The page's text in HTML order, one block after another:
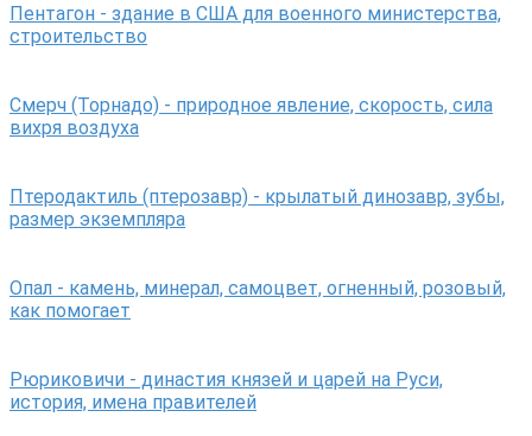
Пентагон - здание в США для военного министерства,
строительство
Смерч (Торнадо) - природное явление, скорость, сила
вихря воздуха
Птеродактиль (птерозавр) - крылатый динозавр, зубы,
размер экземпляра
Опал - камень, минерал, самоцвет, огненный, розовый,
как помогает
Рюриковичи - династия князей и царей на Руси,
история, имена правителей